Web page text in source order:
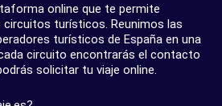
online que te permite
turísticos. Reunimos las
turísticos de España en una
circuito encontrarás el contacto
solicitar tu viaje online.